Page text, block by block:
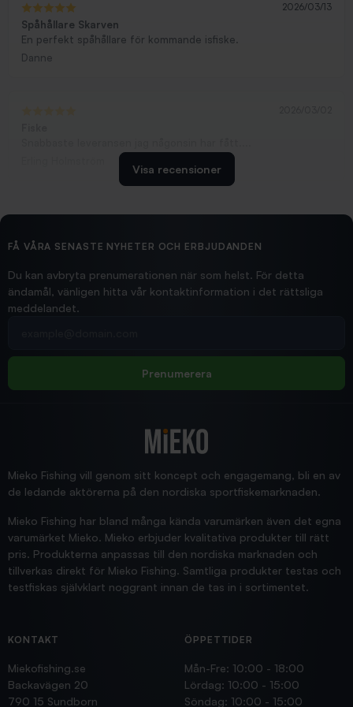
2026/03/13
Spåhållare Skarven
En perfekt spåhållare för kommande isfiske.
Danne
2026/02/19
Hittade exakt vad jag behövde. Snabb och bra...
Jensa
Visa recensioner
FÅ VÅRA SENASTE NYHETER OCH ERBJUDANDEN
Du kan avbryta prenumerationen när som helst. För detta
ändamål, vänligen hitta vår kontaktinformation i det rättsliga
meddelandet.
Prenumerera
Mieko Fishing vill genom sitt koncept och engagemang, bli en av
de ledande aktörerna på den nordiska sportfiskemarknaden.
Mieko Fishing har bland många kända varumärken även det egna
varumärket Mieko. Mieko erbjuder kvalitativa produkter till rätt
pris. Produkterna anpassas till den nordiska marknaden och
tillverkas direkt för Mieko Fishing. Samtliga produkter testas och
testfiskas självklart noggrant innan de tas in i sortimentet.
KONTAKT
Miekofishing.se
Backavägen 20
790 15 Sundborn
ÖPPETTIDER
Mån-Fre: 10:00 - 18:00
Lördag: 10:00 - 15:00
Söndag: 10:00 - 15:00